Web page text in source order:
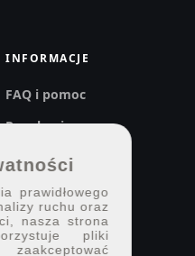
INFORMACJE
FAQ i pomoc
Regulaminy
Prywatność
prawidłowego
ruchu oraz
nasza strona
pliki